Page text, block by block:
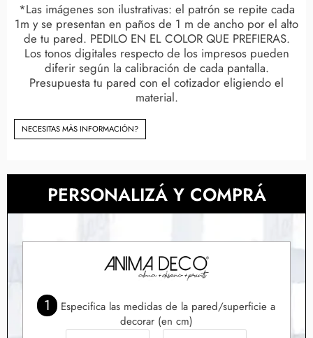
*Las imágenes son ilustrativas: el patrón se repite cada
1m y se presentan en paños de 1 m de ancho por el alto
de tu pared. PEDILO EN EL COLOR QUE PREFIERAS.
Los tonos digitales respecto de los impresos pueden
diferir según la calibración de cada pantalla.
Presupuesta tu pared con el cotizador eligiendo el
material.
NECESITAS MÀS INFORMACIÓN?
PERSONALIZÁ Y COMPRÁ
1
Especifica las medidas de la pared/superficie a
decorar (en cm)